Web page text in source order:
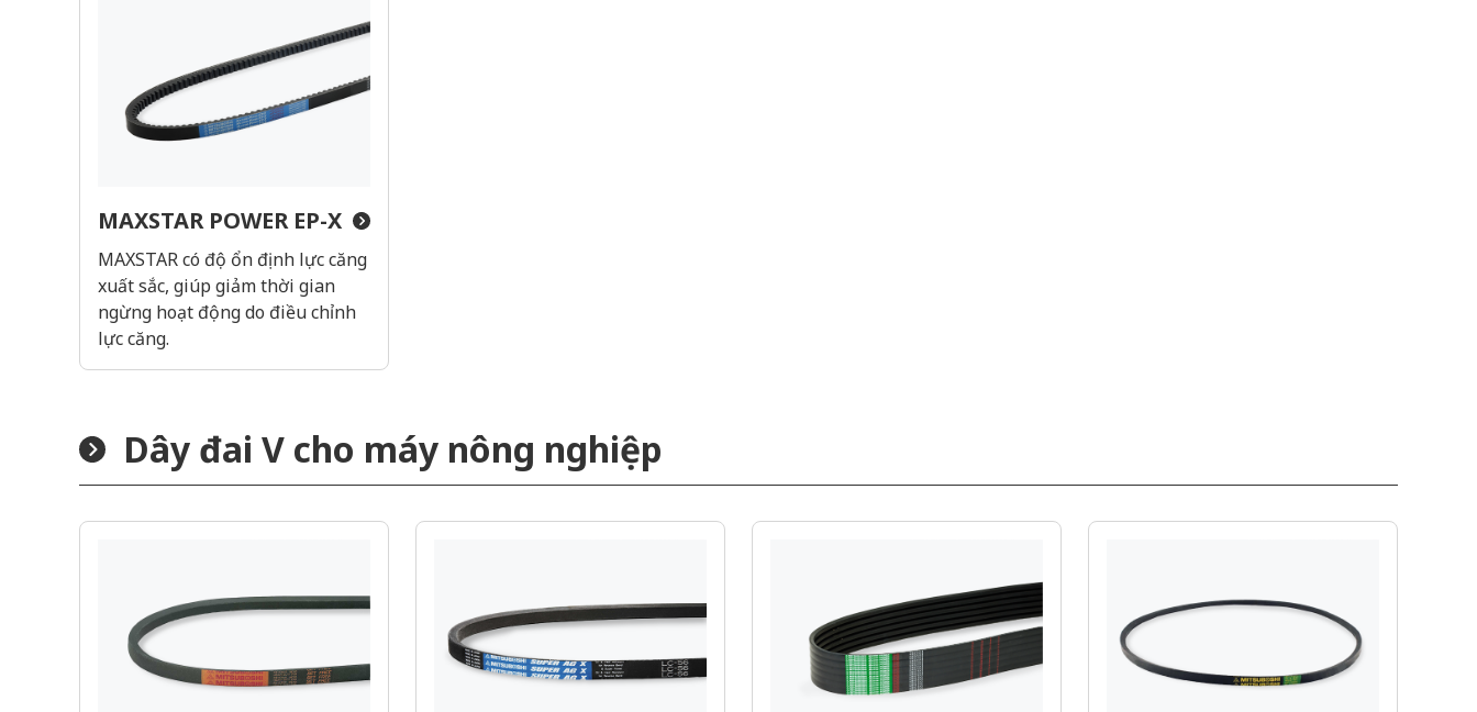
MAXSTAR POWER EP-X
MAXSTAR có độ ổn định lực căng
xuất sắc, giúp giảm thời gian
ngừng hoạt động do điều chỉnh
lực căng.
Dây đai V cho máy nông nghiệp